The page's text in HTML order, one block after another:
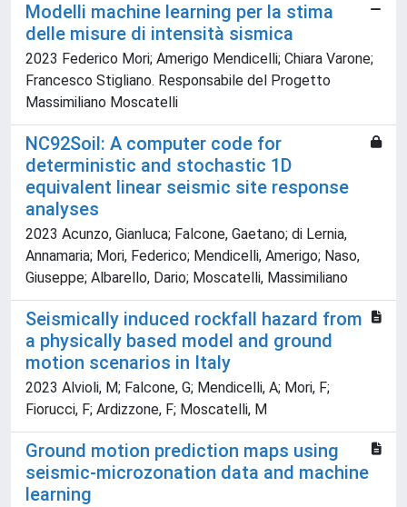
Modelli machine learning per la stima
delle misure di intensità sismica
2023 Federico Mori; Amerigo Mendicelli; Chiara Varone;
Francesco Stigliano. Responsabile del Progetto
Massimiliano Moscatelli
NC92Soil: A computer code for
deterministic and stochastic 1D
equivalent linear seismic site response
analyses
2023 Acunzo, Gianluca; Falcone, Gaetano; di Lernia,
Annamaria; Mori, Federico; Mendicelli, Amerigo; Naso,
Giuseppe; Albarello, Dario; Moscatelli, Massimiliano
Seismically induced rockfall hazard from
a physically based model and ground
motion scenarios in Italy
2023 Alvioli, M; Falcone, G; Mendicelli, A; Mori, F;
Fiorucci, F; Ardizzone, F; Moscatelli, M
Ground motion prediction maps using
seismic-microzonation data and machine
learning